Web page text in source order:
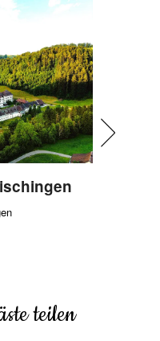
teilen